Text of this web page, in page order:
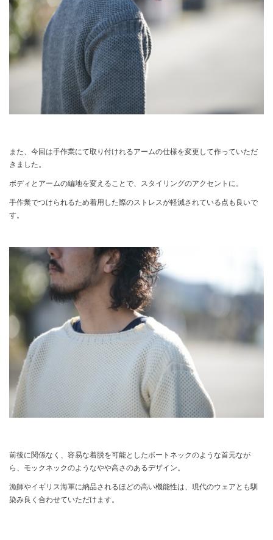
また、今回は手作業にて取り付けれるアームの仕様を変更して作っていただ
きました。
ボディとアームの編地を変えることで、スタイリングのアクセントに。
手作業でつけられるため着用した際のストレスが軽減されている点も良いで
す。
前後に関係なく、容易な着脱を可能としたボートネックのような首元なが
ら、モックネックのようなやや高さのあるデザイン。
漁師やイギリス海軍に納品されるほどの高い機能性は、現代のウェアとも馴
染み良く合わせていただけます。